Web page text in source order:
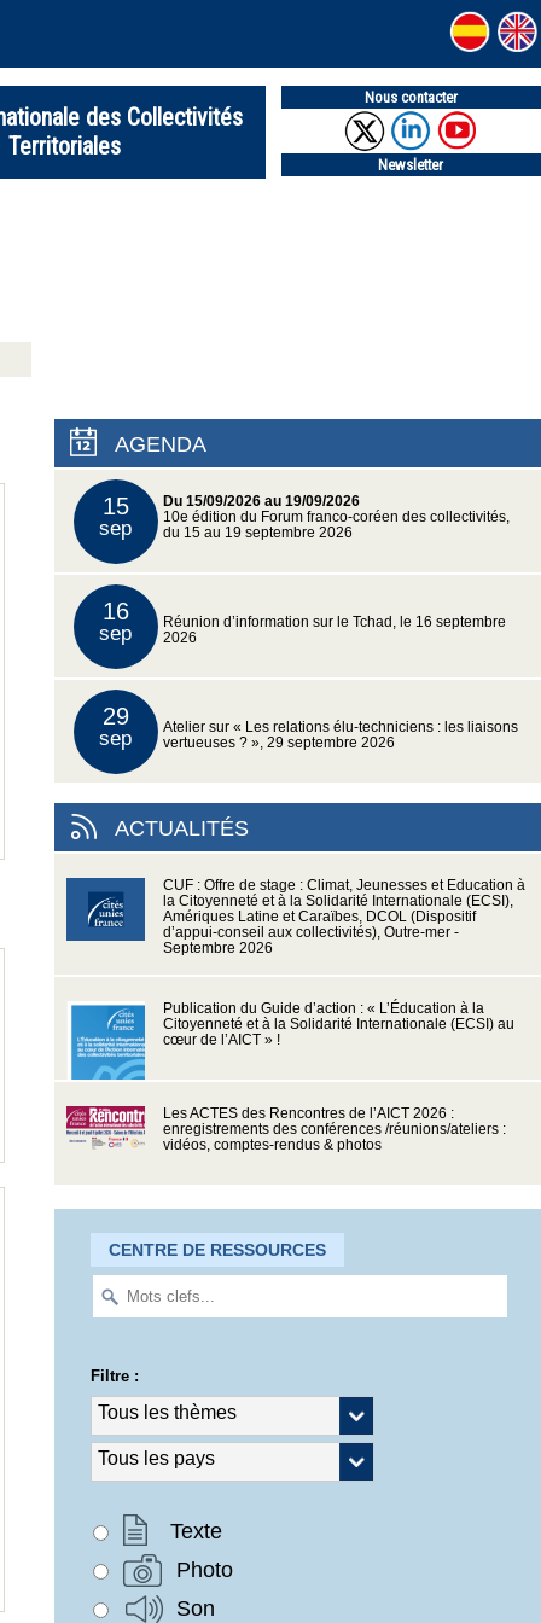
des Collectivités
Territoriales
Nous contacter
Newsletter
AGENDA
15
sep
Du 15/09/2026 au 19/09/2026
10e édition du Forum franco-coréen des collectivités,
du 15 au 19 septembre 2026
16
sep
Réunion d’information sur le Tchad, le 16 septembre
2026
29
sep
Atelier sur « Les relations élu-techniciens : les liaisons
vertueuses ? », 29 septembre 2026
ACTUALITÉS
CUF : Offre de stage : Climat, Jeunesses et Education à
la Citoyenneté et à la Solidarité Internationale (ECSI),
Amériques Latine et Caraïbes, DCOL (Dispositif
d’appui-conseil aux collectivités), Outre-mer -
Septembre 2026
Publication du Guide d’action : « L’Éducation à la
Citoyenneté et à la Solidarité Internationale (ECSI) au
cœur de l’AICT » !
Les ACTES des Rencontres de l’AICT 2026 :
enregistrements des conférences /réunions/ateliers :
vidéos, comptes-rendus & photos
CENTRE DE RESSOURCES
Filtre :
Texte
Photo
Son